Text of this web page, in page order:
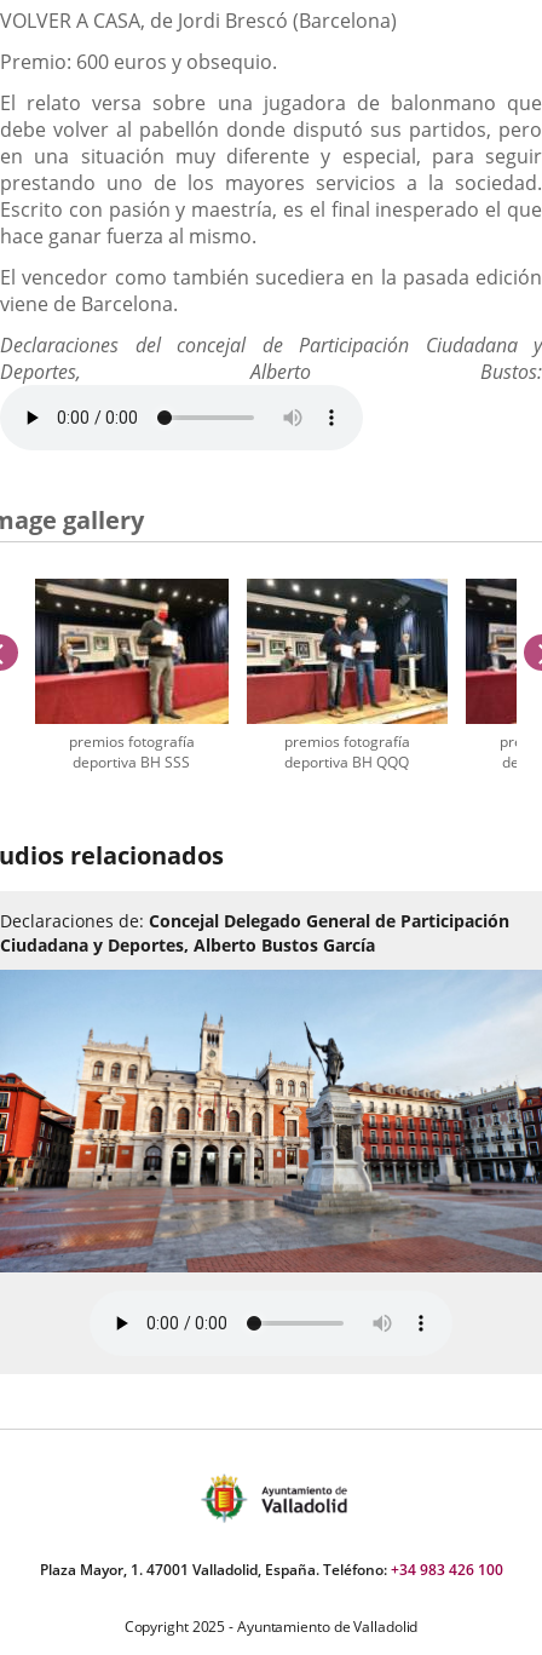
VOLVER A CASA, de Jordi Brescó (Barcelona)
Premio: 600 euros y obsequio.
El relato versa sobre una jugadora de balonmano que
debe volver al pabellón donde disputó sus partidos, pero
en una situación muy diferente y especial, para seguir
prestando uno de los mayores servicios a la sociedad.
Escrito con pasión y maestría, es el final inesperado el que
hace ganar fuerza al mismo.
El vencedor como también sucediera en la pasada edición
viene de Barcelona.
Declaraciones del concejal de Participación Ciudadana y
Deportes, Alberto Bustos:
gallery
premios fotografía
deportiva BH SSS
premios fotografía
deportiva BH QQQ
previus
relacionados
Declaraciones de: Concejal Delegado General de Participación
Ciudadana y Deportes, Alberto Bustos García
Plaza Mayor, 1. 47001 Valladolid, España. Teléfono:+34 983 426 100
Copyright 2025 - Ayuntamiento de Valladolid